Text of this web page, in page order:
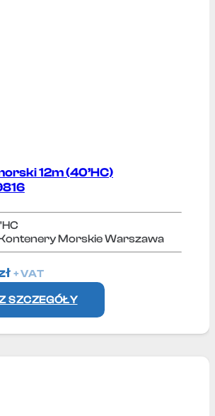
12m (40’HC)
Morskie Warszawa
+ VAT
SZCZEGÓŁY